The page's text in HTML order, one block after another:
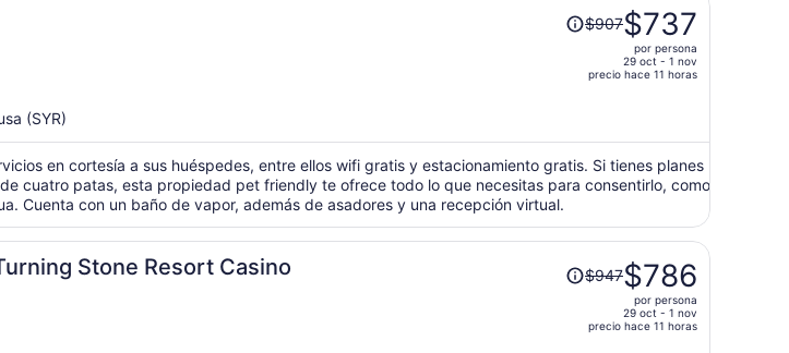
persona
El
precio
ahora
es
de
por
$907$737
por persona
29 oct - 1 nov
precio hace 11 horas
(SYR)
en cortesía a sus huéspedes, entre ellos wifi gratis y estacionamiento gratis. Si tienes planes
cuatro patas, esta propiedad pet friendly te ofrece todo lo que necesitas para consentirlo, como
Cuenta con un baño de vapor, además de asadores y una recepción virtual.
Stone Resort Casino
El
precio
$947$786
por persona
29 oct - 1 nov
precio hace 11 horas